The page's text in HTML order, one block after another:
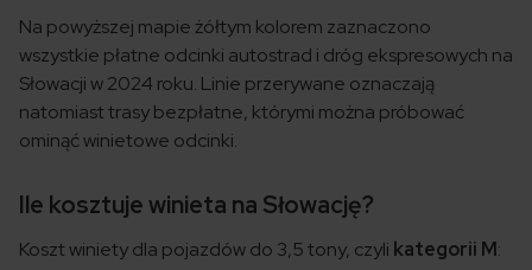
Na powyższej mapie żółtym kolorem zaznaczono
wszystkie płatne odcinki autostrad i dróg ekspresowych na
Słowacji w 2024 roku. Linie przerywane oznaczają
natomiast trasy bezpłatne, którymi można próbować
ominąć winietowe odcinki.
Ile kosztuje winieta na Słowację?
Koszt winiety dla pojazdów do 3,5 tony, czyli kategorii M: